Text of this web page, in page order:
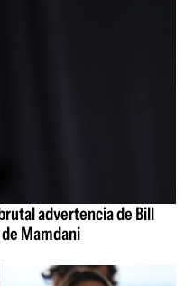
advertencia de Bill
Mamdani